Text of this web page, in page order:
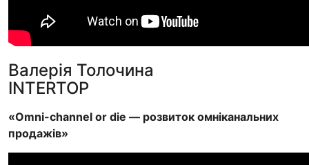
Валерія Толочина
INTERTOP
«Omni-channel or die — розвиток омніканальних
продажів»